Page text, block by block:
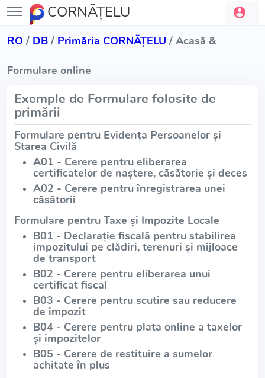
CORNĂŢELU
RO / DB / Primăria CORNĂŢELU / Acasă &
Formulare online
Exemple de Formulare folosite de
primării
Formulare pentru Evidența Persoanelor și
Starea Civilă
A01 - Cerere pentru eliberarea
certificatelor de naștere, căsătorie și deces
A02 - Cerere pentru înregistrarea unei
căsătorii
Formulare pentru Taxe și Impozite Locale
B01 - Declarație fiscală pentru stabilirea
impozitului pe clădiri, terenuri și mijloace
de transport
B02 - Cerere pentru eliberarea unui
certificat fiscal
B03 - Cerere pentru scutire sau reducere
de impozit
B04 - Cerere pentru plata online a taxelor
și impozitelor
B05 - Cerere de restituire a sumelor
achitate în plus